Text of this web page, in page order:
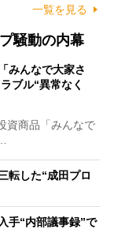
一覧を見る
騒動の内幕
みんなで大家さ
ブル“異常なく
資商品「みんなで
転した“成田プロ
手“内部議事録”で